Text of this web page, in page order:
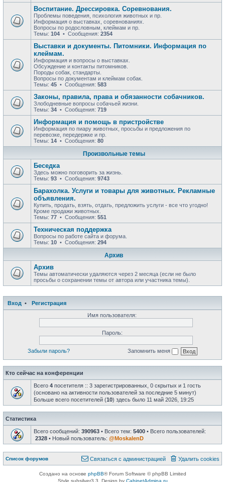
Воспитание. Дрессировка. Соревнования.
Проблемы поведения, психология животных и пр.
Информация о выставках, соревнованиях.
Вопросы по родословным, клеймам и пр.
Темы: 104 • Сообщения: 2354
Выставки и документы. Питомники. Информация по
клеймам.
Информация и вопросы о выставках.
Обсуждение и контакты питомников.
Породы собак, стандарты.
Вопросы по документам и клеймам собак.
Темы: 45 • Сообщения: 583
Законы, правила, права и обязанности собачников.
Злободневные вопросы собачьей жизни.
Темы: 34 • Сообщения: 719
Информация и помощь в пристройстве
Информация по пиару животных, просьбы и предложения по
перевозке, передержке и пр.
Темы: 14 • Сообщения: 80
Произвольные темы
Беседка
Здесь можно поговорить за жизнь.
Темы: 93 • Сообщения: 9743
Барахолка. Услуги и товары для животных. Рекламные
объявления.
Купить, продать, взять, отдать, предложить услуги - все что угодно!
Кроме продажи животных.
Темы: 77 • Сообщения: 551
Техническая поддержка
Вопросы по работе сайта и форума.
Темы: 10 • Сообщения: 294
Архив
Архив
Темы автоматически удаляются через 2 месяца (если не было
просьбы о сохранении темы от автора или участника темы).
Вход •
Регистрация
Имя пользователя:
Пароль:
Забыли пароль? Запомнить меня
Кто сейчас на конференции
Всего 4 посетителя :: 3 зарегистрированных, 0 скрытых и 1 гость
(основано на активности пользователей за последние 5 минут)
Больше всего посетителей (10) здесь было 11 май 2026, 19:25
Статистика
Всего сообщений: 390963 • Всего тем: 5400 • Всего пользователей:
2328 • Новый пользователь: @MoskalenD
Список форумов Удалить cookies
Связаться с администрацией
Создано на основе phpBB® Forum Software © phpBB Limited
Style subsilver3.3. Design by CabinetAdmina.ru